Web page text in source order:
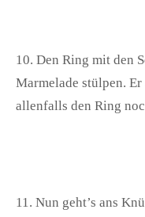
10. Den Ring mit den
Marmelade stülpen.
allenfalls den Ring
11. Nun geht’s ans